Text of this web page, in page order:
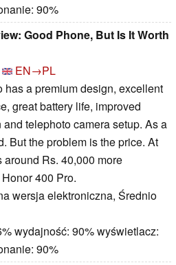
90%
Good Phone, But Is It Worth
EN→PL
has a premium design, excellent
great battery life, improved
telephoto camera setup. As a
But the problem is the price. At
Rs. 40,000 more
400 Pro.
wersja elektroniczna, Średnio
wydajność: 90% wyświetlacz:
90%